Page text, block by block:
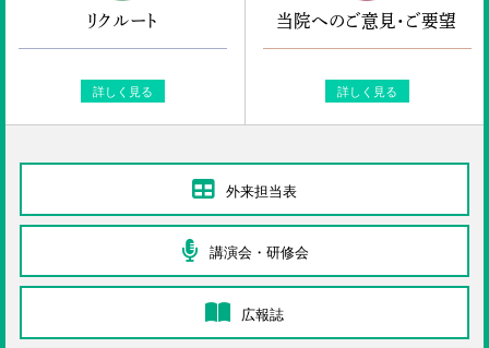
リクルート
詳しく見る
当院へのご意見・ご要望
詳しく見る
外来担当表
講演会・研修会
広報誌